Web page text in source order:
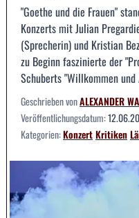
"Goethe und die Frauen"
Konzerts mit Julian
(Sprecherin) und Kristian
zu Beginn faszinierte der
Schuberts "Willkommen
Geschrieben vonALEXANDER
Veröffentlichungsdatum:
Kategorien:KonzertKritiken